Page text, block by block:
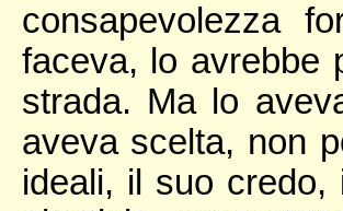
consapevolezza
faceva, lo avrebbe
strada. Ma lo
aveva scelta, non
ideali, il suo